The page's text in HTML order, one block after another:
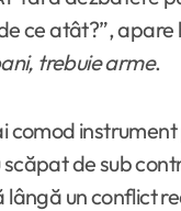
ce atât?”,
trebuie arme.
comod
de sub
un conflict